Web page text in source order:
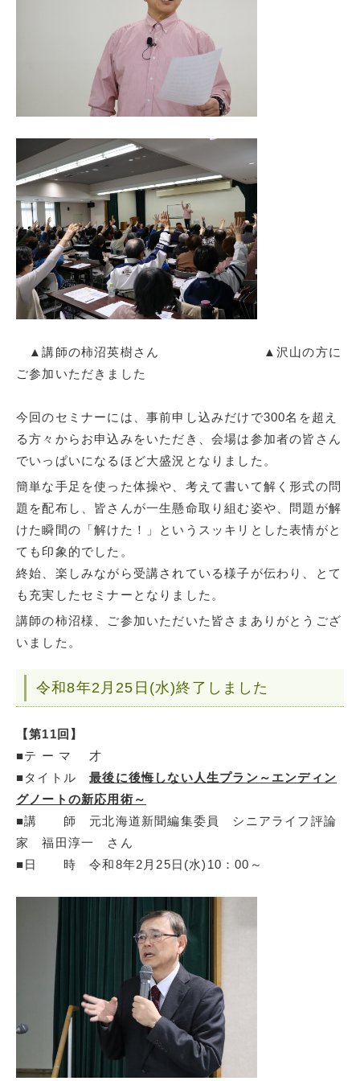
▲講師の柿沼英樹さん ▲沢山の方に
ご参加いただきました
今回のセミナーには、事前申し込みだけで300名を超え
る方々からお申込みをいただき、会場は参加者の皆さん
でいっぱいになるほど大盛況となりました。
簡単な手足を使った体操や、考えて書いて解く形式の問
題を配布し、皆さんが一生懸命取り組む姿や、問題が解
けた瞬間の「解けた！」というスッキリとした表情がと
ても印象的でした。
終始、楽しみながら受講されている様子が伝わり、とて
も充実したセミナーとなりました。
講師の柿沼様、ご参加いただいた皆さまありがとうござ
いました。
令和8年2月25日(水)終了しました
【第11回】
■テ ー マ 才
■タイトル最後に後悔しない人生プラン～エンディン
グノートの新応用術～
■講 師 元北海道新聞編集委員 シニアライフ評論
家 福田淳一 さん
■日 時 令和8年2月25日(水)10：00～